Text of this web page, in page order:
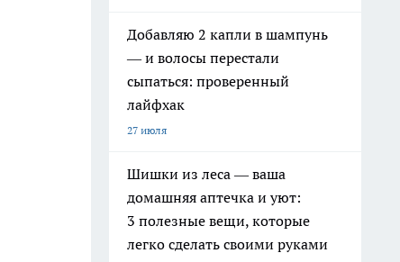
Добавляю 2 капли в шампунь
— и волосы перестали
сыпаться: проверенный
лайфхак
27 июля
Шишки из леса — ваша
домашняя аптечка и уют:
3 полезные вещи, которые
легко сделать своими руками